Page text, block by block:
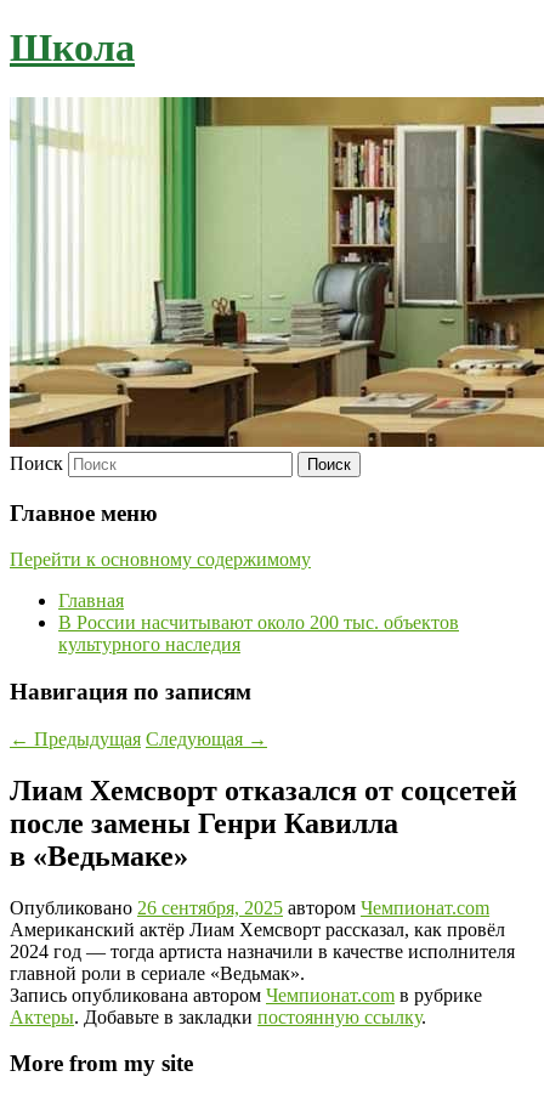
Школа
Поиск
Главное меню
Перейти к основному содержимому
Главная
В России насчитывают около 200 тыс. объектов
культурного наследия
Навигация по записям
← Предыдущая Следующая →
Лиам Хемсворт отказался от соцсетей
после замены Генри Кавилла
в «Ведьмаке»
Опубликовано 26 сентября, 2025 автором Чемпионат.com
Американский актёр Лиам Хемсворт рассказал, как провёл
2024 год — тогда артиста назначили в качестве исполнителя
главной роли в сериале «Ведьмак».
Запись опубликована автором Чемпионат.com в рубрике
Актеры. Добавьте в закладки постоянную ссылку.
More from my site